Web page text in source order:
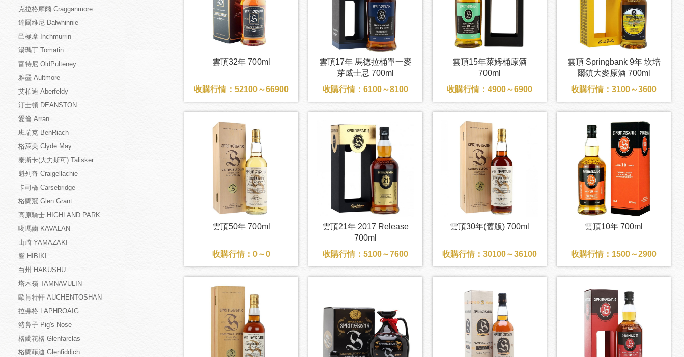
克拉格摩爾 Cragganmore
達爾維尼 Dalwhinnie
邑極摩 Inchmurrin
湯瑪丁 Tomatin
富特尼 OldPulteney
雅墨 Aultmore
艾柏迪 Aberfeldy
汀士頓 DEANSTON
愛倫 Arran
班瑞克 BenRiach
格萊美 Clyde May
泰斯卡(大力斯可) Talisker
魁列奇 Craigellachie
卡司橋 Carsebridge
格蘭冠 Glen Grant
高原騎士 HIGHLAND PARK
噶瑪蘭 KAVALAN
山崎 YAMAZAKI
響 HIBIKI
白州 HAKUSHU
塔木嶺 TAMNAVULIN
歐肯特軒 AUCHENTOSHAN
拉弗格 LAPHROAIG
豬鼻子 Pig's Nose
格蘭花格 Glenfarclas
格蘭菲迪 Glenfiddich
雲頂32年 700ml
收購行情：52100～66900
雲頂17年 馬德拉桶單一麥
芽威士忌 700ml
收購行情：6100～8100
雲頂15年萊姆桶原酒
700ml
收購行情：4900～6900
雲頂 Springbank 9年 坎培
爾鎮大麥原酒 700ml
收購行情：3100～3600
雲頂50年 700ml
收購行情：0～0
雲頂21年 2017 Release
700ml
收購行情：5100～7600
雲頂30年(舊版) 700ml
收購行情：30100～36100
雲頂10年 700ml
收購行情：1500～2900